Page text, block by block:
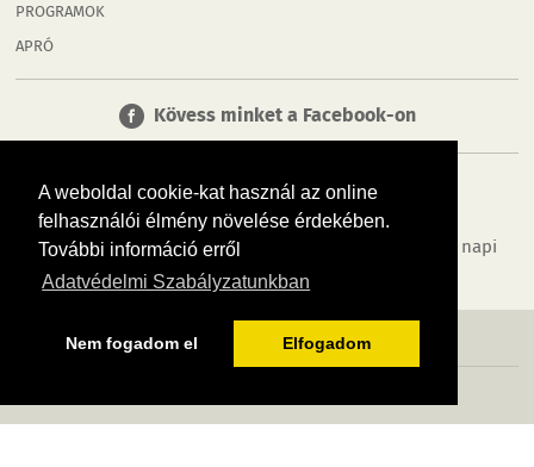
A weboldal cookie-kat használ az online
felhasználói élmény növelése érdekében.
További információ erről
Adatvédelmi Szabályzatunkban
Nem fogadom el Elfogadom
PROGRAMOK
APRÓ
Kövess minket a Facebook-on
Tudj meg többet városodról! Hírek, programok, képek, napi
menü, cégek…. és minden, ami Tolna
MÉDIAAJÁNLÓ ADATVÉDELEM IMPRESSZUM RÓLUNK